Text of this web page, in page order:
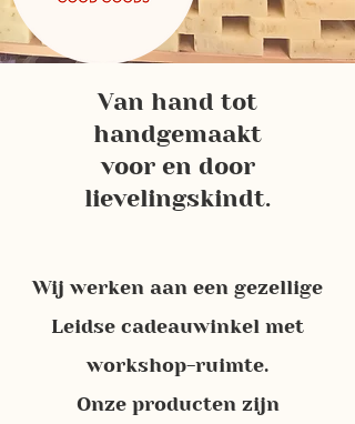
Van hand tot
handgemaakt
voor en door
lievelingskindt.
Wij werken aan een gezellige
Leidse cadeauwinkel met
workshop-ruimte.
Onze producten zijn